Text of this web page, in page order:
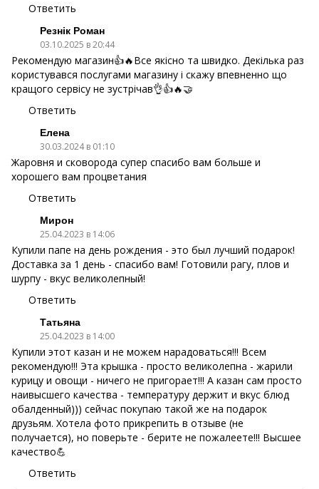
Ответить
Резнік Роман
03.10.2025 в 20:44
Рекомендую магазин👍🔥Все якісно та швидко. Декілька раз
користувався послугами магазину і скажу впевненно що
кращого сервісу не зустрічав👌👍🔥🤝
Ответить
Елена
30.03.2024 в 01:10
Жаровня и сковорода супер спасибо вам больше и
хорошего вам процветания
Ответить
Мирон
25.04.2023 в 14:06
Купили папе на день рождения - это был лучший подарок!
Доставка за 1 день - спасибо вам! Готовили рагу, плов и
шурпу - вкус великолепный!
Ответить
Татьяна
25.04.2023 в 14:00
Купили этот казан и не можем нарадоваться!!! Всем
рекомендую!!! Эта крышка - просто великолепна - жарили
курицу и овощи - ничего не пригорает!!! А казан сам просто
наивысшего качества - температуру держит и вкус блюд
обалденный))) сейчас покупаю такой же на подарок
друзьям. Хотела фото прикрепить в отзыве (не
получается), но поверьте - берите не пожалеете!!! Высшее
качество💪
Ответить